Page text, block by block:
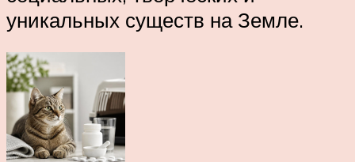
уникальных существ на Земле.